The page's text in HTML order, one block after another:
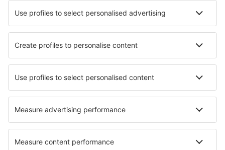
Unterkunft in Fredriksberg Unterkunft in Breau
Unterkunft in Svyatogorsk Unterkunft in Sromowce Niżne
Die besten Unterkünfte - Regionen
Unterkunft in Moravian Slovakia
Unterkunft in Bohemian Paradise Unterkunft auf Chodsko